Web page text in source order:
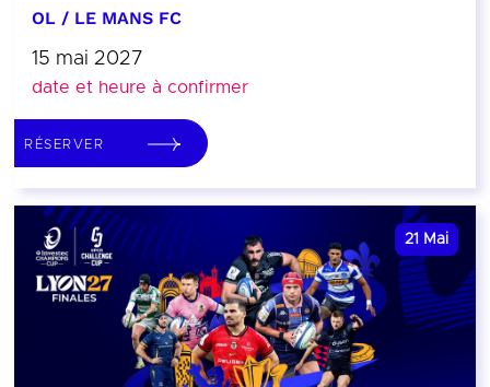
OL / LE MANS FC
15 mai 2027
date et heure à confirmer
RÉSERVER
21 Mai